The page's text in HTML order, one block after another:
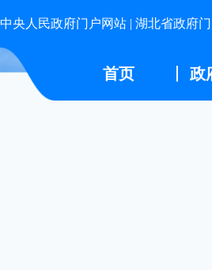
中央人民政府门户网站 | 湖北省政府
首页 政